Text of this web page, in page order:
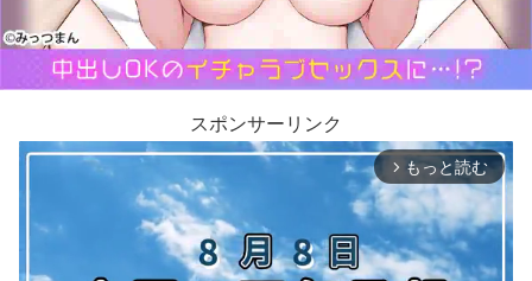
スポンサーリンク
arrow_forward_ios もっと読む